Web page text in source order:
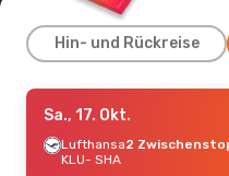
Hin- und Rückreise
Di., 22. Sept.
Lufthansa2
KLU- SHA
Sa., 17. Okt.
Lufthansa2
KLU- SHA